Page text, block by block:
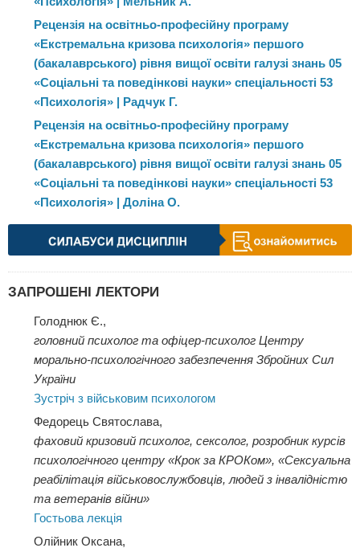
Рецензія на освітньо-професійну програму
«Екстремальна кризова психологія» першого
(бакалаврського) рівня вищої освіти галузі знань 05
«Соціальні та поведінкові науки» спеціальності 53
«Психологія» | Радчук Г.
Рецензія на освітньо-професійну програму
«Екстремальна кризова психологія» першого
(бакалаврського) рівня вищої освіти галузі знань 05
«Соціальні та поведінкові науки» спеціальності 53
«Психологія» | Доліна О.
ЗАПРОШЕНІ ЛЕКТОРИ
Голоднюк Є.,
головний психолог та офіцер-психолог Центру
морально-психологічного забезпечення Збройних Сил
України
Зустріч з військовим психологом
Федорець Святослава,
фаховий кризовий психолог, сексолог, розробник курсів
психологічного центру «Крок за КРОКом», «Сексуальна
реабілітація військовослужбовців, людей з інвалідністю
та ветеранів війни»
Гостьова лекція
Олійник Оксана,